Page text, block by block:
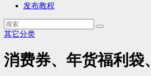
发布教程
其它分类
消费券、年货福利